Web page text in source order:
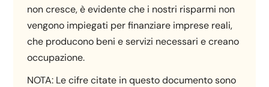
non cresce, è evidente che i nostri risparmi non
vengono impiegati per finanziare imprese reali,
che producono beni e servizi necessari e creano
occupazione.
NOTA: Le cifre citate in questo documento sono